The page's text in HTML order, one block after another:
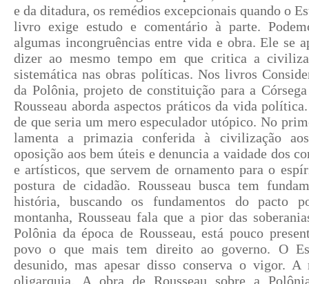
e da ditadura, os remédios excepcionais quando o
livro exige estudo e comentário à parte.
algumas incongruências entre vida e obra. Ele se
dizer ao mesmo tempo em que critica a
sistemática nas obras políticas. Nos livros
da Polônia, projeto de constituição para a
Rousseau aborda aspectos práticos da vida
de que seria um mero especulador utópico. No
lamenta a primazia conferida à civilização
oposição aos bem úteis e denuncia a vaidade dos
e artísticos, que servem de ornamento para o
postura de cidadão. Rousseau busca tem
história, buscando os fundamentos do pacto
montanha, Rousseau fala que a pior das
Polônia da época de Rousseau, está pouco
povo o que mais tem direito ao governo. O
desunido, mas apesar disso conserva o vigor. A
oligarquia. A obra de Rousseau sobre a